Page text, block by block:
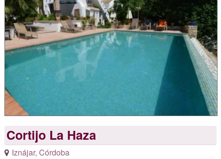
Cortijo La Haza
Iznájar, Córdoba